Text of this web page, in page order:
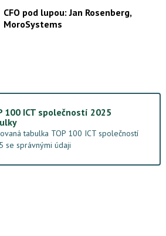
CFO pod lupou: Jan Rosenberg,
MoroSystems
100 ICT společností 2025
tabulka TOP 100 ICT společností
se správnými údaji